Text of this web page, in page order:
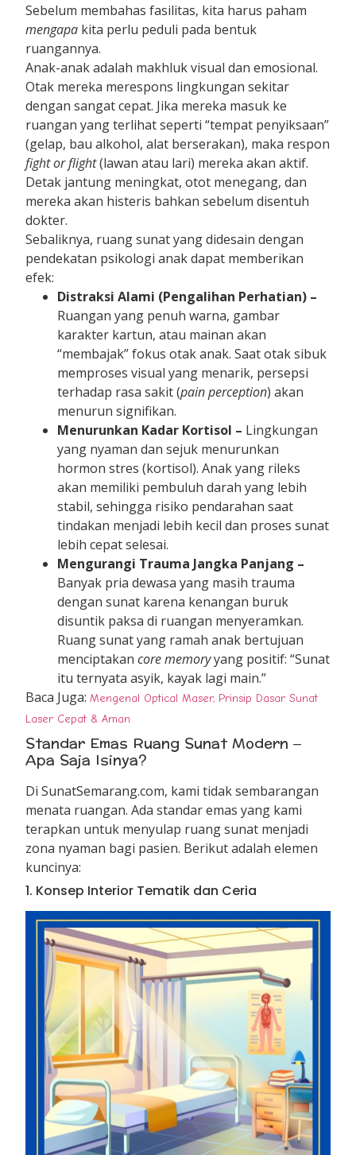
Sebelum membahas fasilitas, kita harus paham
mengapa kita perlu peduli pada bentuk
ruangannya.
Anak-anak adalah makhluk visual dan emosional.
Otak mereka merespons lingkungan sekitar
dengan sangat cepat. Jika mereka masuk ke
ruangan yang terlihat seperti “tempat penyiksaan”
(gelap, bau alkohol, alat berserakan), maka respon
fight or flight(lawan atau lari) mereka akan aktif.
Detak jantung meningkat, otot menegang, dan
mereka akan histeris bahkan sebelum disentuh
dokter.
Sebaliknya, ruang sunat yang didesain dengan
pendekatan psikologi anak dapat memberikan
efek:
Distraksi Alami (Pengalihan Perhatian) –
Ruangan yang penuh warna, gambar
karakter kartun, atau mainan akan
“membajak” fokus otak anak. Saat otak sibuk
memproses visual yang menarik, persepsi
terhadap rasa sakit (pain perception) akan
menurun signifikan.
Menurunkan Kadar Kortisol – Lingkungan
yang nyaman dan sejuk menurunkan
hormon stres (kortisol). Anak yang rileks
akan memiliki pembuluh darah yang lebih
stabil, sehingga risiko pendarahan saat
tindakan menjadi lebih kecil dan proses sunat
lebih cepat selesai.
Mengurangi Trauma Jangka Panjang –
Banyak pria dewasa yang masih trauma
dengan sunat karena kenangan buruk
disuntik paksa di ruangan menyeramkan.
Ruang sunat yang ramah anak bertujuan
menciptakancore memoryyang positif: “Sunat
itu ternyata asyik, kayak lagi main.”
Baca Juga:Mengenal Optical Maser, Prinsip Dasar Sunat
Laser Cepat & Aman
Standar Emas Ruang Sunat Modern –
Apa Saja Isinya?
Di SunatSemarang.com, kami tidak sembarangan
menata ruangan. Ada standar emas yang kami
terapkan untuk menyulap ruang sunat menjadi
zona nyaman bagi pasien. Berikut adalah elemen
kuncinya:
1. Konsep Interior Tematik dan Ceria